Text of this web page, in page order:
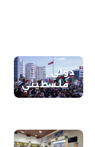
دولي
فلسطيني